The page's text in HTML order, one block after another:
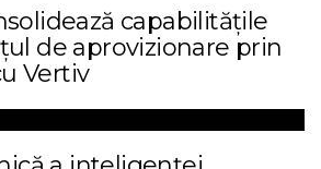
capabilitățile
de aprovizionare prin
Vertiv